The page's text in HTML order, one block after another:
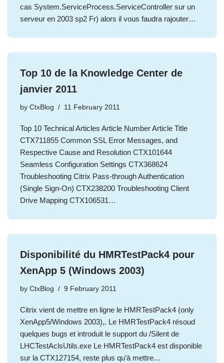
cas System.ServiceProcess.ServiceController sur un
serveur en 2003 sp2 Fr) alors il vous faudra rajouter…
Top 10 de la Knowledge Center de
janvier 2011
by CtxBlog 11 February 2011
Top 10 Technical Articles Article Number Article Title
CTX711855 Common SSL Error Messages, and
Respective Cause and Resolution CTX101644
Seamless Configuration Settings CTX368624
Troubleshooting Citrix Pass-through Authentication
(Single Sign-On) CTX238200 Troubleshooting Client
Drive Mapping CTX106531…
Disponibilité du HMRTestPack4 pour
XenApp 5 (Windows 2003)
by CtxBlog 9 February 2011
Citrix vient de mettre en ligne le HMRTestPack4 (only
XenApp5/Windows 2003),. Le HMRTestPack4 résoud
quelques bugs et introduit le support du /Silent de
LHCTestAclsUtils.exe Le HMRTestPack4 est disponible
sur la CTX127154, reste plus qu’à mettre…